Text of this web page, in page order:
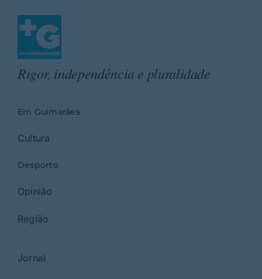
Rigor, independência e pluralidade
Em Guimarães
Cultura
Desporto
Opinião
Região
Jornal